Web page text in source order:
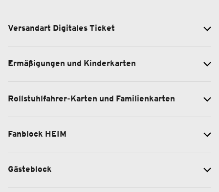
Versandart Digitales Ticket
Ermäßigungen und Kinderkarten
Rollstuhlfahrer-Karten und Familienkarten
Fanblock HEIM
Gästeblock